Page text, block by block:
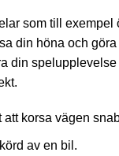
som till
din höna och
din
korsa vägen
av en bil.